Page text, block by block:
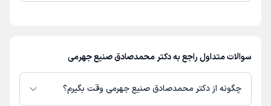
سوالات متداول راجع به دکتر محمدصادق صنیع جهرمی
چگونه از دکتر محمدصادق صنیع جهرمی وقت بگیرم؟